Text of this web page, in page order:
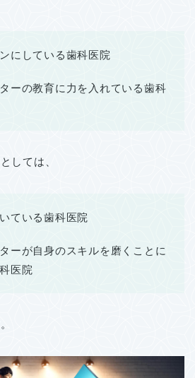
にしている歯科医院
ーの教育に力を入れている歯科
しては、
ている歯科医院
ーが自身のスキルを磨くことに
医院